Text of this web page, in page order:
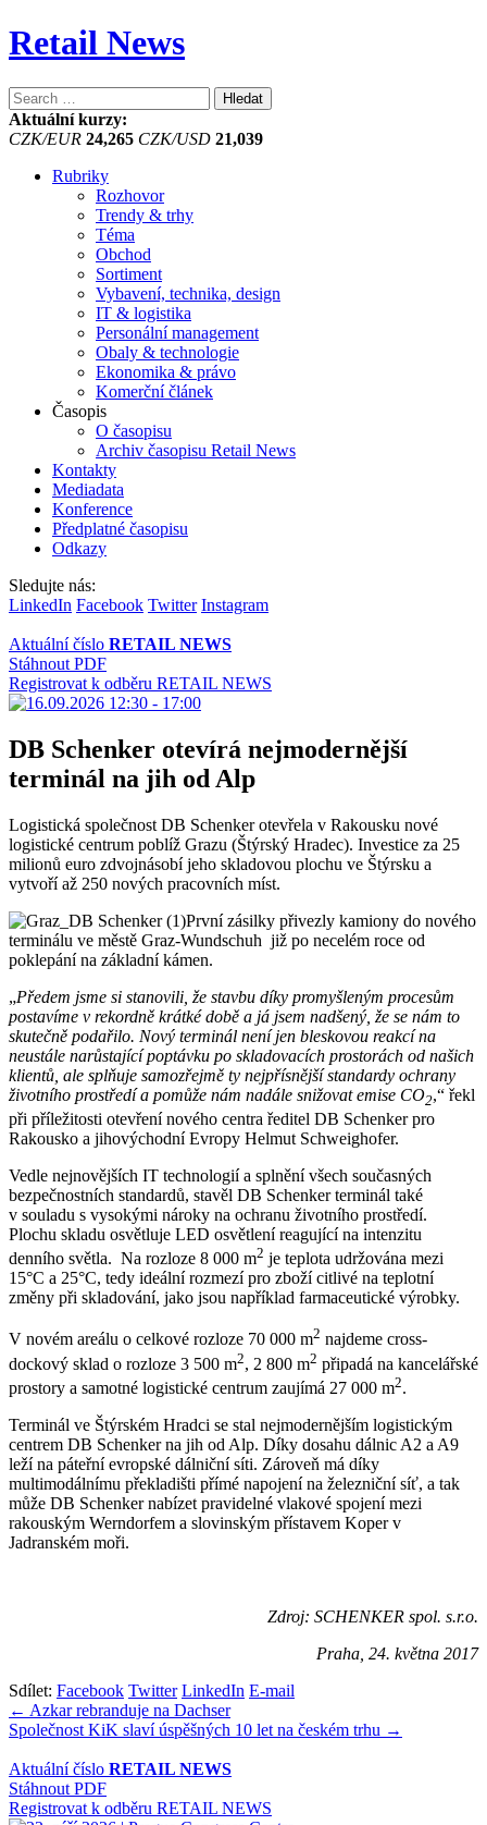
Retail News
Vyhledávání
Aktuální kurzy:
CZK/EUR 24,265 CZK/USD 21,039
Rubriky
Rozhovor
Trendy & trhy
Téma
Obchod
Sortiment
Vybavení, technika, design
IT & logistika
Personální management
Obaly & technologie
Ekonomika & právo
Komerční článek
Časopis
O časopisu
Archiv časopisu Retail News
Kontakty
Mediadata
Konference
Předplatné časopisu
Odkazy
Sledujte nás:
LinkedIn Facebook Twitter Instagram
Aktuální číslo RETAIL NEWS
Stáhnout PDF
Registrovat k odběru RETAIL NEWS
DB Schenker otevírá nejmodernější
terminál na jih od Alp
Logistická společnost DB Schenker otevřela v Rakousku nové
logistické centrum poblíž Grazu (Štýrský Hradec). Investice za 25
milionů euro zdvojnásobí jeho skladovou plochu ve Štýrsku a
vytvoří až 250 nových pracovních míst.
První zásilky přivezly kamiony do nového
terminálu ve městě Graz-Wundschuh již po necelém roce od
poklepání na základní kámen.
„Předem jsme si stanovili, že stavbu díky promyšleným procesům
postavíme v rekordně krátké době a já jsem nadšený, že se nám to
skutečně podařilo. Nový terminál není jen bleskovou reakcí na
neustále narůstající poptávku po skladovacích prostorách od našich
klientů, ale splňuje samozřejmě ty nejpřísnější standardy ochrany
životního prostředí a pomůže nám nadále snižovat emise CO2,“ řekl
při příležitosti otevření nového centra ředitel DB Schenker pro
Rakousko a jihovýchodní Evropy Helmut Schweighofer.
Vedle nejnovějších IT technologií a splnění všech současných
bezpečnostních standardů, stavěl DB Schenker terminál také
v souladu s vysokými nároky na ochranu životního prostředí.
Plochu skladu osvětluje LED osvětlení reagující na intenzitu
denního světla. Na rozloze 8 000 m2 je teplota udržována mezi
15°C a 25°C, tedy ideální rozmezí pro zboží citlivé na teplotní
změny při skladování, jako jsou například farmaceutické výrobky.
V novém areálu o celkové rozloze 70 000 m2 najdeme cross-
dockový sklad o rozloze 3 500 m2, 2 800 m2 připadá na kancelářské
prostory a samotné logistické centrum zaujímá 27 000 m2.
Terminál ve Štýrském Hradci se stal nejmodernějším logistickým
centrem DB Schenker na jih od Alp. Díky dosahu dálnic A2 a A9
leží na páteřní evropské dálniční síti. Zároveň má díky
multimodálnímu překladišti přímé napojení na železniční síť, a tak
může DB Schenker nabízet pravidelné vlakové spojení mezi
rakouským Werndorfem a slovinským přístavem Koper v
Jadranském moři.
Zdroj: SCHENKER spol. s.r.o.
Praha, 24. května 2017
Sdílet: Facebook Twitter LinkedIn E-mail
Navigace
pro
příspěvek
← Azkar rebranduje na Dachser
Společnost KiK slaví úspěšných 10 let na českém trhu →
Aktuální číslo RETAIL NEWS
Stáhnout PDF
Registrovat k odběru RETAIL NEWS